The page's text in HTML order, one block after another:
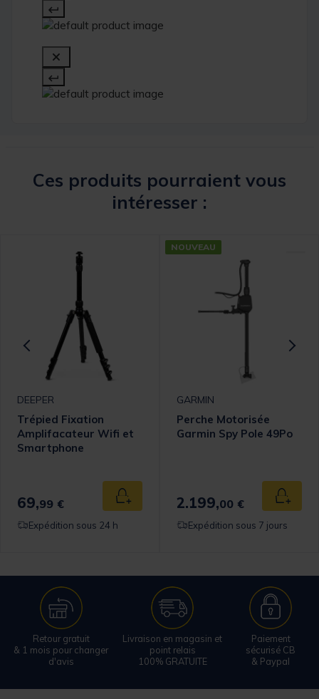
Ces produits pourraient vous
intéresser :
panier
DEEPER
Trépied Fixation
Amplifacateur Wifi et
Smartphone
69,99 € Ajouter au panier
Expédition sous 24 h
NOUVEAU
GARMIN
Perche Motorisée
Garmin Spy Pole 49Po
2.199,00 €
Expédition sous 7 jours
Retour gratuit
& 1 mois pour changer
d'avis
Livraison en magasin et
point relais
100% GRATUITE
Paiement
sécurisé CB
& Paypal